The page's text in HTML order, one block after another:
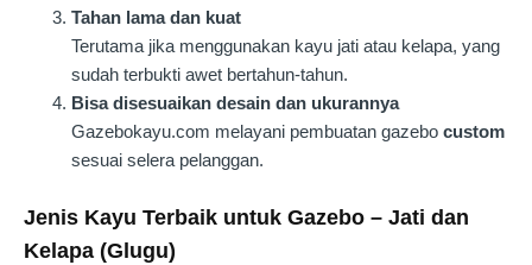
Tahan lama dan kuat
Terutama jika menggunakan kayu jati atau kelapa, yang
sudah terbukti awet bertahun-tahun.
Bisa disesuaikan desain dan ukurannya
Gazebokayu.com melayani pembuatan gazebo custom
sesuai selera pelanggan.
Jenis Kayu Terbaik untuk Gazebo – Jati dan
Kelapa (Glugu)